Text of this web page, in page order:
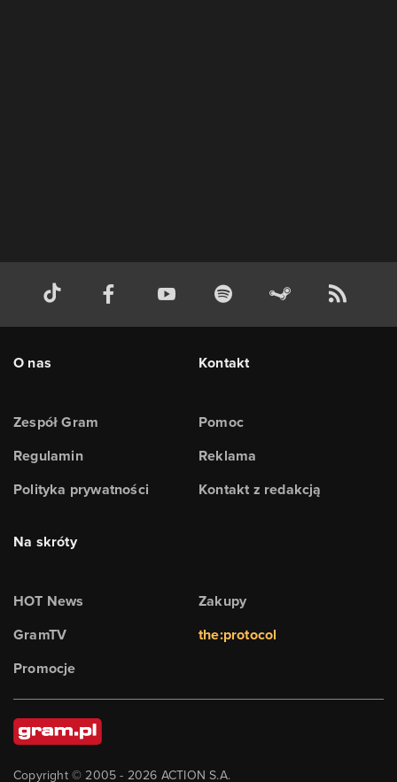
O nas
Zespół Gram
Regulamin
Polityka prywatności
Kontakt
Pomoc
Reklama
Kontakt z redakcją
Na skróty
HOT News
GramTV
Promocje
Zakupy
the:protocol
Copyright © 2005 - 2026 ACTION S.A.